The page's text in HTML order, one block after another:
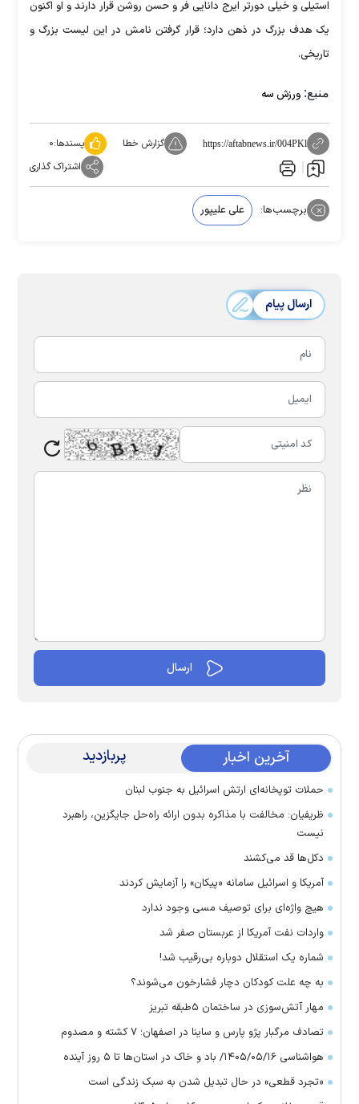
استیلی و خیلی دورتر ایرج دانایی فر و حسن روشن قرار دارند و او اکنون
یک هدف بزرگ در ذهن دارد؛ قرار گرفتن نامش در این لیست بزرگ و
تاریخی.
منبع: ورزش سه
https://aftabnews.ir/004PKl گزارش خطا پسندها:۰
اشتراک گذاری
برچسب‌ها: علی علیپور
ارسال پیام
آخرین اخبار پربازدید
حملات توپخانه‌ای ارتش اسرائیل به جنوب لبنان
ظریفیان: مخالفت با مذاکره بدون ارائه راه‌حل جایگزین، راهبرد
نیست
دکل‌ها قد می‌کشند
آمریکا و اسرائیل سامانه «پیکان» را آزمایش کردند
هیچ واژه‌ای برای توصیف مسی وجود ندارد
واردات نفت آمریکا از عربستان صفر شد
شماره یک استقلال دوباره بی‌رقیب شد!
به چه علت کودکان دچار فشارخون می‌شوند؟
مهار آتش‌سوزی در ساختمان ۵‌طبقه تبریز
تصادف مرگبار پژو پارس و ساینا در اصفهان؛ ۷ کشته و مصدوم
هواشناسی ۱۴۰۵/۰۵/۱۶/ باد و خاک در استان‌ها تا ۵ روز آینده
«تجرد قطعی» در حال تبدیل شدن به سبک زندگی است